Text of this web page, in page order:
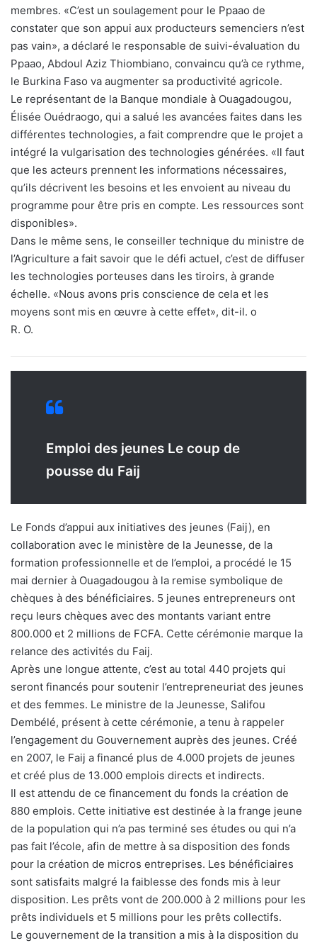
membres. «C’est un soulagement pour le Ppaao de
constater que son appui aux producteurs semenciers n’est
pas vain», a déclaré le responsable de suivi-évaluation du
Ppaao, Abdoul Aziz Thiombiano, convaincu qu’à ce rythme,
le Burkina Faso va augmenter sa productivité agricole.
Le représentant de la Banque mondiale à Ouagadougou,
Élisée Ouédraogo, qui a salué les avancées faites dans les
différentes technologies, a fait comprendre que le projet a
intégré la vulgarisation des technologies générées. «Il faut
que les acteurs prennent les informations nécessaires,
qu’ils décrivent les besoins et les envoient au niveau du
programme pour être pris en compte. Les ressources sont
disponibles».
Dans le même sens, le conseiller technique du ministre de
l’Agriculture a fait savoir que le défi actuel, c’est de diffuser
les technologies porteuses dans les tiroirs, à grande
échelle. «Nous avons pris conscience de cela et les
moyens sont mis en œuvre à cette effet», dit-il. o
R. O.
Emploi des jeunes Le coup de
pousse du Faij
Le Fonds d’appui aux initiatives des jeunes (Faij), en
collaboration avec le ministère de la Jeunesse, de la
formation professionnelle et de l’emploi, a procédé le 15
mai dernier à Ouagadougou à la remise symbolique de
chèques à des bénéficiaires. 5 jeunes entrepreneurs ont
reçu leurs chèques avec des montants variant entre
800.000 et 2 millions de FCFA. Cette cérémonie marque la
relance des activités du Faij.
Après une longue attente, c’est au total 440 projets qui
seront financés pour soutenir l’entrepreneuriat des jeunes
et des femmes. Le ministre de la Jeunesse, Salifou
Dembélé, présent à cette cérémonie, a tenu à rappeler
l’engagement du Gouvernement auprès des jeunes. Créé
en 2007, le Faij a financé plus de 4.000 projets de jeunes
et créé plus de 13.000 emplois directs et indirects.
Il est attendu de ce financement du fonds la création de
880 emplois. Cette initiative est destinée à la frange jeune
de la population qui n’a pas terminé ses études ou qui n’a
pas fait l’école, afin de mettre à sa disposition des fonds
pour la création de micros entreprises. Les bénéficiaires
sont satisfaits malgré la faiblesse des fonds mis à leur
disposition. Les prêts vont de 200.000 à 2 millions pour les
prêts individuels et 5 millions pour les prêts collectifs.
Le gouvernement de la transition a mis à la disposition du